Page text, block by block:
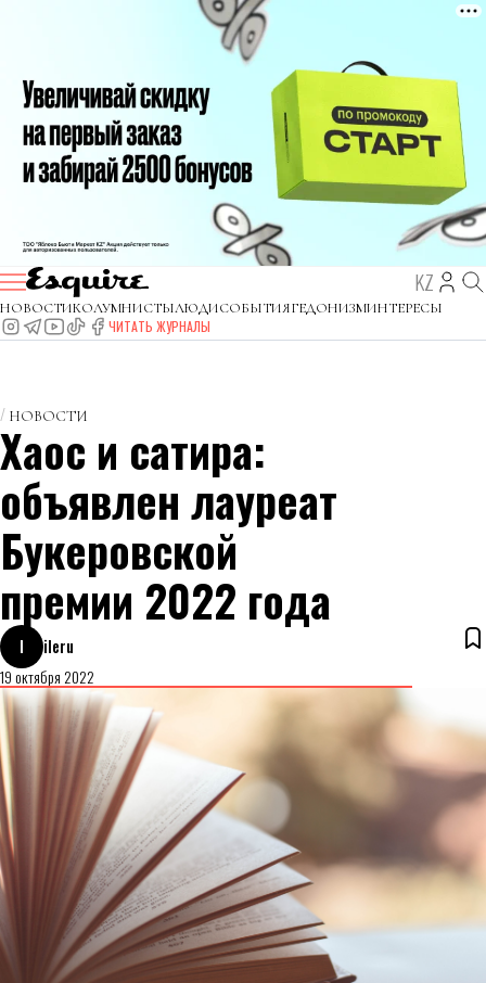
KZ
НОВОСТИКОЛУМНИСТЫЛЮДИСОБЫТИЯГЕДОНИЗМИНТЕРЕСЫ
ЧИТАТЬ ЖУРНАЛЫ
НОВОСТИ
Хаос и сатира:
объявлен лауреат
Букеровской
премии 2022 года
I
ileru
19 октября 2022